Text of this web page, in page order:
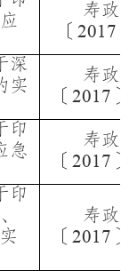
寿政
〔 2017
深
实
寿政
〔 2017 〕
印
急
寿政
〔 2017 〕
印
寿政
〔 2017 〕